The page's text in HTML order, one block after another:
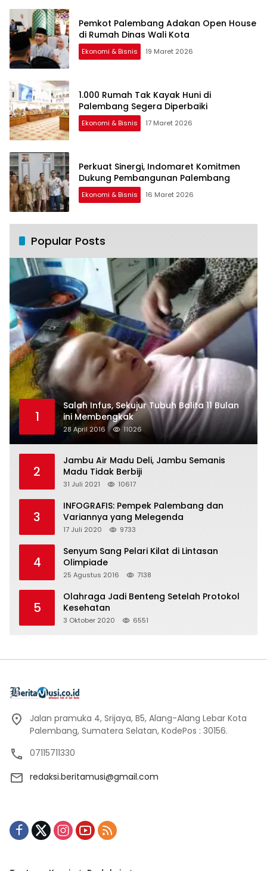
Pemkot Palembang Adakan Open House
di Rumah Dinas Wali Kota
Ekonomi & Bisnis 19 Maret 2026
1.000 Rumah Tak Kayak Huni di
Palembang Segera Diperbaiki
Ekonomi & Bisnis 17 Maret 2026
Perkuat Sinergi, Indomaret Komitmen
Dukung Pembangunan Palembang
Ekonomi & Bisnis 16 Maret 2026
Popular Posts
1
Salah Infus, Sekujur Tubuh Balita 11 Bulan
ini Membengkak
28 April 2016 11026
2
Jambu Air Madu Deli, Jambu Semanis
Madu Tidak Berbiji
31 Juli 2021 10617
3
INFOGRAFIS: Pempek Palembang dan
Variannya yang Melegenda
17 Juli 2020 9733
4
Senyum Sang Pelari Kilat di Lintasan
Olimpiade
25 Agustus 2016 7138
5
Olahraga Jadi Benteng Setelah Protokol
Kesehatan
3 Oktober 2020 6551
Jalan pramuka 4, Srijaya, B5, Alang-Alang Lebar Kota
Palembang, Sumatera Selatan, KodePos : 30156.
07115711330
redaksi.beritamusi@gmail.com